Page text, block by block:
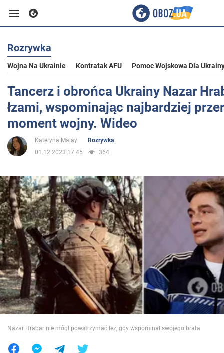
Biznes
Sport
Życie
Polityka
Społeczeństwo
Wojna na Ukrainie
Świat
Jedzenie
Rozrywka
Wojna Na Ukrainie Kontratak AFU Pomoc Wojskowa Dla
Tancerz i obrońca Ukrainy Nazar
łzami, wspominając najbardziej
moment wojny. Wideo
Kateryna Malay
Rozrywka
01.12.2023 17:45
364
Nazar Hrabar nie mógł powstrzymać łez, gdy wspominał swojego brata